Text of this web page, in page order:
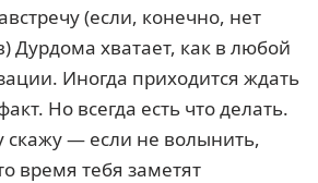
(если, конечно, нет
Дурдома хватает, как в любой
Иногда приходится ждать
Но всегда есть что делать.
скажу — если не волынить,
время тебя заметят